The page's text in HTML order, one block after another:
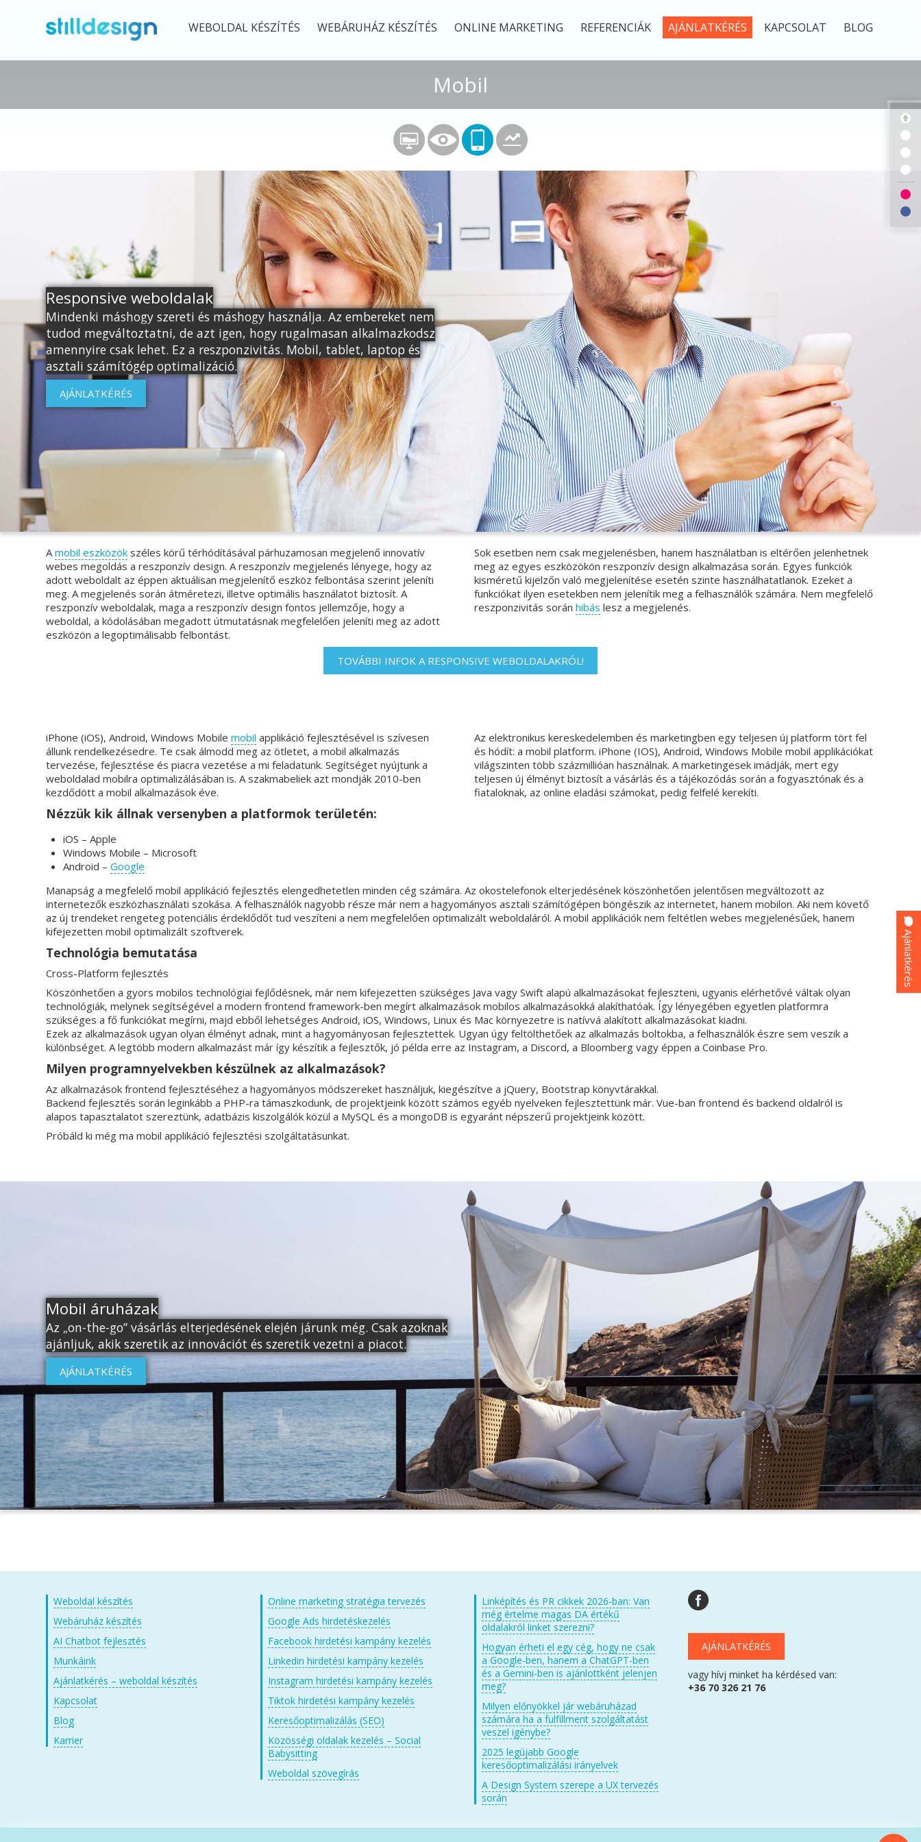
WEBOLDAL KÉSZÍTÉS WEBÁRUHÁZ KÉSZÍTÉS ONLINE MARKETING REFERENCIÁK AJÁNLATKÉRÉS KAPCSOLAT BLOG
Mobil
Responsive weboldalak
Mindenki máshogy szereti és máshogy használja. Az embereket nem
tudod megváltoztatni, de azt igen, hogy rugalmasan alkalmazkodsz
amennyire csak lehet. Ez a reszponzivitás. Mobil, tablet, laptop és
asztali számítógép optimalizáció.
AJÁNLATKÉRÉS
Amobil eszközök széles körű térhódításával párhuzamosan megjelenő innovatív
webes megoldás a reszponzív design. A reszponzív megjelenés lényege, hogy az
adott weboldalt az éppen aktuálisan megjelenítő eszköz felbontása szerint jeleníti
meg. A megjelenés során átméretezi, illetve optimális használatot biztosít. A
reszponzív weboldalak, maga a reszponzív design fontos jellemzője, hogy a
weboldal, a kódolásában megadott útmutatásnak megfelelően jeleníti meg az adott
eszközön a legoptimálisabb felbontást.
Sok esetben nem csak megjelenésben, hanem használatban is eltérően jelenhetnek
meg az egyes eszközökön reszponzív design alkalmazása során. Egyes funkciók
kisméretű kijelzőn való megjelenítése esetén szinte használhatatlanok. Ezeket a
funkciókat ilyen esetekben nem jelenítik meg a felhasználók számára. Nem megfelelő
reszponzivitás során hibás lesz a megjelenés.
TOVÁBBI INFOK A RESPONSIVE WEBOLDALAKRÓL!
iPhone (iOS), Android, Windows Mobilemobil applikáció fejlesztésével is szívesen
állunk rendelkezésedre. Te csak álmodd meg az ötletet, a mobil alkalmazás
tervezése, fejlesztése és piacra vezetése a mi feladatunk. Segítséget nyújtunk a
weboldalad mobilra optimalizálásában is. A szakmabeliek azt mondják 2010-ben
kezdődött a mobil alkalmazások éve.
Az elektronikus kereskedelemben és marketingben egy teljesen új platform tört fel
és hódít: a mobil platform. iPhone (IOS), Android, Windows Mobile mobil applikációkat
világszinten több százmillióan használnak. A marketingesek imádják, mert egy
teljesen új élményt biztosít a vásárlás és a tájékozódás során a fogyasztónak és a
fiataloknak, az online eladási számokat, pedig felfelé kerekíti.
Nézzük kik állnak versenyben a platformok területén:
iOS – Apple
Windows Mobile – Microsoft
Android –Google
Manapság a megfelelő mobil applikáció fejlesztés elengedhetetlen minden cég számára. Az okostelefonok elterjedésének köszönhetően jelentősen megváltozott az
internetezők eszközhasználati szokása. A felhasználók nagyobb része már nem a hagyományos asztali számítógépen böngészik az internetet, hanem mobilon. Aki nem követő
az új trendeket rengeteg potenciális érdeklődőt tud veszíteni a nem megfelelően optimalizált weboldaláról. A mobil applikációk nem feltétlen webes megjelenésűek, hanem
kifejezetten mobil optimalizált szoftverek.
Technológia bemutatása
Cross-Platform fejlesztés
Köszönhetően a gyors mobilos technológiai fejlődésnek, már nem kifejezetten szükséges Java vagy Swift alapú alkalmazásokat fejleszteni, ugyanis elérhetővé váltak olyan
technológiák, melynek segítségével a modern frontend framework-ben megírt alkalmazások mobilos alkalmazásokká alakíthatóak. Így lényegében egyetlen platformra
szükséges a fő funkciókat megírni, majd ebből lehetséges Android, iOS, Windows, Linux és Mac környezetre is natívvá alakított alkalmazásokat kiadni.
Ezek az alkalmazások ugyan olyan élményt adnak, mint a hagyományosan fejlesztettek. Ugyan úgy feltölthetőek az alkalmazás boltokba, a felhasználók észre sem veszik a
különbséget. A legtöbb modern alkalmazást már így készítik a fejlesztők, jó példa erre az Instagram, a Discord, a Bloomberg vagy éppen a Coinbase Pro.
Milyen programnyelvekben készülnek az alkalmazások?
Az alkalmazások frontend fejlesztéséhez a hagyományos módszereket használjuk, kiegészítve a jQuery, Bootstrap könyvtárakkal.
Backend fejlesztés során leginkább a PHP-ra támaszkodunk, de projektjeink között számos egyéb nyelveken fejlesztettünk már. Vue-ban frontend és backend oldalról is
alapos tapasztalatot szereztünk, adatbázis kiszolgálók közül a MySQL és a mongoDB is egyaránt népszerű projektjeink között.
Próbáld ki még ma mobil applikáció fejlesztési szolgáltatásunkat.
Mobil áruházak
Az „on-the-go” vásárlás elterjedésének elején járunk még. Csak azoknak
ajánljuk, akik szeretik az innovációt és szeretik vezetni a piacot.
AJÁNLATKÉRÉS
Weboldal készítés
Webáruház készítés
AI Chatbot fejlesztés
Munkáink
Ajánlatkérés – weboldal készítés
Kapcsolat
Blog
Karrier
Online marketing stratégia tervezés
Google Ads hirdetéskezelés
Facebook hirdetési kampány kezelés
Linkedin hirdetési kampány kezelés
Instagram hirdetési kampány kezelés
Tiktok hirdetési kampány kezelés
Keresőoptimalizálás (SEO)
Közösségi oldalak kezelés – Social
Babysitting
Weboldal szövegírás
Linképítés és PR cikkek 2026-ban: Van
még értelme magas DA értékű
oldalakról linket szerezni?
Hogyan érheti el egy cég, hogy ne csak
a Google-ben, hanem a ChatGPT-ben
és a Gemini-ben is ajánlottként jelenjen
meg?
Milyen előnyökkel jár webáruházad
számára ha a fulfillment szolgáltatást
veszel igénybe?
2025 legújabb Google
keresőoptimalizálási irányelvek
A Design System szerepe a UX tervezés
során
AJÁNLATKÉRÉS
vagy hívj minket ha kérdésed van:
+36 70 326 21 76
Ajánlatkérés